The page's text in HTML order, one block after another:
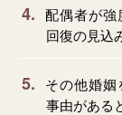
4. 配偶者が強
回復の見込
5.
その他婚姻
事由がある